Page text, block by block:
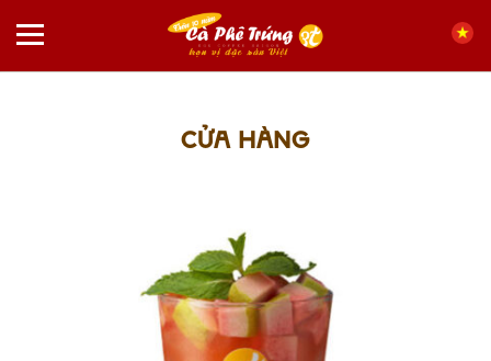
đến
CỬA HÀNG